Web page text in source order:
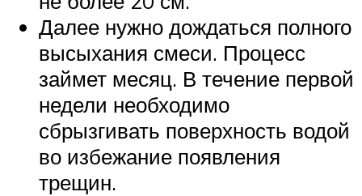
Далее нужно дождаться полного
высыхания смеси. Процесс
займет месяц. В течение первой
недели необходимо
сбрызгивать поверхность водой
во избежание появления
трещин.